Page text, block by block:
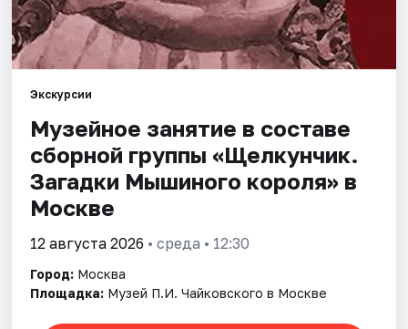
Экскурсии
Музейное занятие в составе
сборной группы «Щелкунчик.
Загадки Мышиного кoроля» в
Москве
12 августа 2026 • среда • 12:30
Город: Москва
Площадка: Музей П.И. Чайковского в Москве